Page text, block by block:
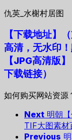
仇英_水榭村居图
【下载地址】
高清，无水印
【JPG高清版
下载链接）
如何购买网站资源
Next 明朝
TIF大图素材
Previous